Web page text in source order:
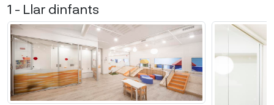
1 - Llar dinfants